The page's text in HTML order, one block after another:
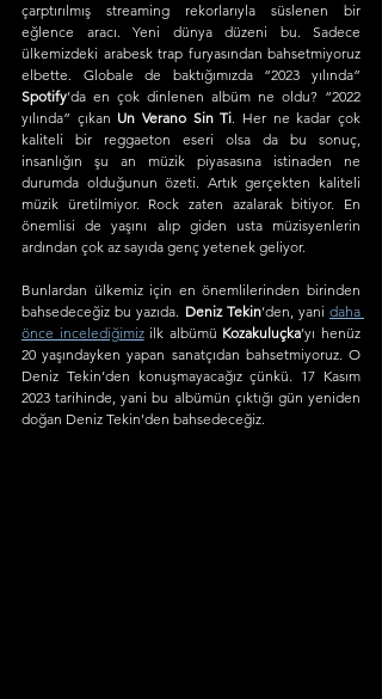
çarptırılmış streaming rekorlarıyla süslenen bir
eğlence aracı. Yeni dünya düzeni bu. Sadece
ülkemizdeki arabesk trap furyasından bahsetmiyoruz
Spotify’da en çok dinlenen albüm ne oldu? “2022
yılında” çıkan Un Verano Sin Ti. Her ne kadar çok
kaliteli bir reggaeton eseri olsa da bu sonuç,
insanlığın şu an müzik piyasasına istinaden ne
durumda olduğunun özeti. Artık gerçekten kaliteli
müzik üretilmiyor. Rock zaten azalarak bitiyor. En
önemlisi de yaşını alıp giden usta müzisyenlerin
ardından çok az sayıda genç yetenek geliyor.
Bunlardan ülkemiz için en önemlilerinden birinden
bahsedeceğiz bu yazıda. Deniz Tekin’den, yani daha
önce incelediğimiz ilk albümü Kozakuluçka’yı henüz
20 yaşındayken yapan sanatçıdan bahsetmiyoruz. O
Deniz Tekin’den konuşmayacağız çünkü. 17 Kasım
2023 tarihinde, yani bu albümün çıktığı gün yeniden
doğan Deniz Tekin’den bahsedeceğiz.